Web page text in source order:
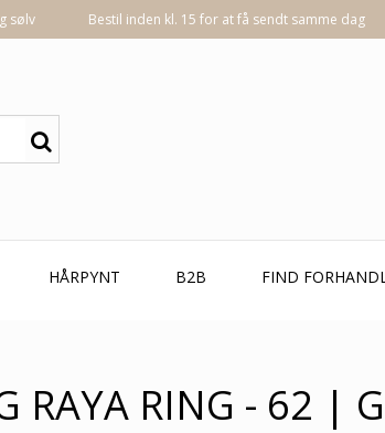
sølv Bestil inden kl. 15 for at få sendt samme dag
HÅRPYNT B2B FIND
RAYA RING - 62 |